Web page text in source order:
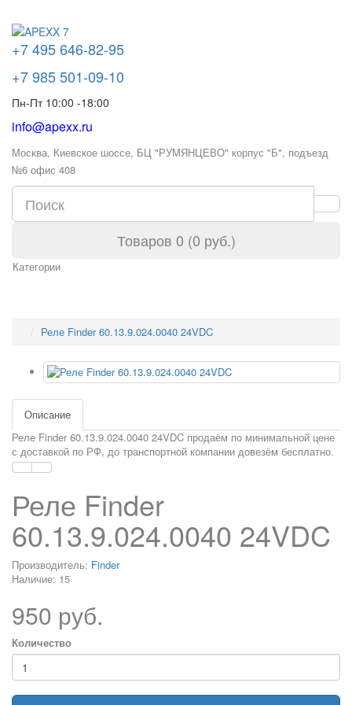
+7 495 646-82-95
+7 985 501-09-10
Пн-Пт 10:00 -18:00
info@apexx.ru
Москва, Киевское шоссе, БЦ "РУМЯНЦЕВО" корпус "Б", подъезд
№6 офис 408
Товаров 0 (0 руб.)
Категории
Реле Finder 60.13.9.024.0040 24VDC
Описание
Реле Finder 60.13.9.024.0040 24VDC продаём по минимальной цене
с доставкой по РФ, до транспортной компании довезём бесплатно.
Реле Finder
60.13.9.024.0040 24VDC
Производитель: Finder
Наличие: 15
950 руб.
Количество